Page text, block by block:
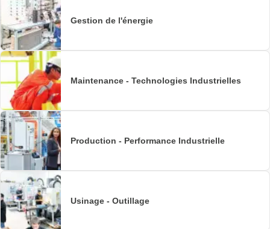
Gestion de l'énergie
Maintenance - Technologies Industrielles
Production - Performance Industrielle
Usinage - Outillage